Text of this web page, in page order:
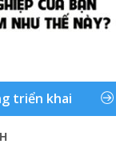
triển khai